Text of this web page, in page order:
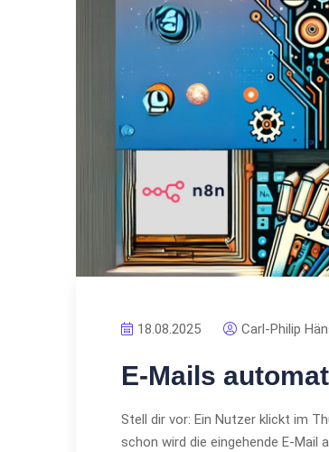
18.08.2025 Carl-Philip
E-Mails
Stell dir vor: Ein Nutzer klickt im
schon wird die eingehende E-